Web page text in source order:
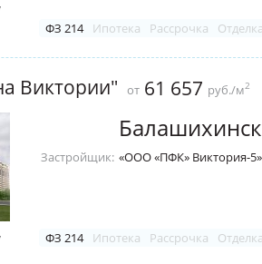
ФЗ 214 Ипотека Рассрочка
Виктории" от 61 657 руб./м2
Застройщик: «ООО «ПФК» Виктория-
ФЗ 214 Ипотека Рассрочка